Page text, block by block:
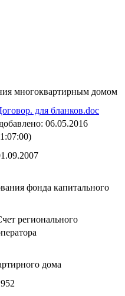
многоквартирным домом
для бланков.doc
06.05.2016
фонда капитального
регионального
дома